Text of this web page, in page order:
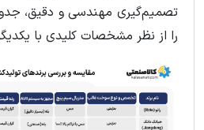
را از نظر مشخصات کلیدی با